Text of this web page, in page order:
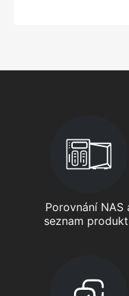
Porovnání NAS
seznam